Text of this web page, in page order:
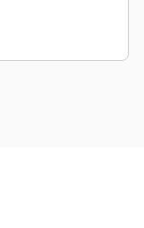
优化挖掘力的凹
式快速连接器配
提供更快的循环
速连接器还允许操